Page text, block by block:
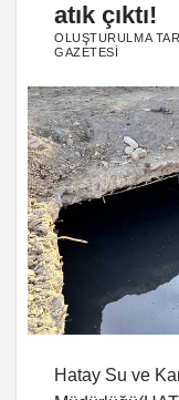
atık çıktı!
OLUŞTURULMA
GAZETESI
Hatay Su ve